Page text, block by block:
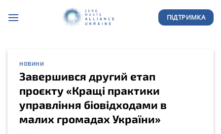
ПІДТРИМКА
НОВИНИ
Завершився другий етап
проєкту «Кращі практики
управління біовідходами в
малих громадах України»